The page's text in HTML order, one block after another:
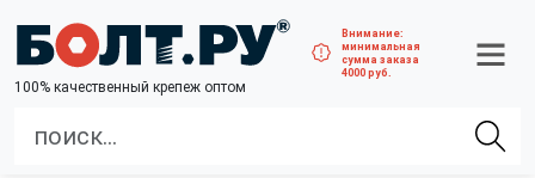
100% качественный крепеж оптом
Внимание:
минимальная
сумма заказа
4000 руб.